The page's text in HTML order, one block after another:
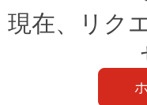
現在、リク